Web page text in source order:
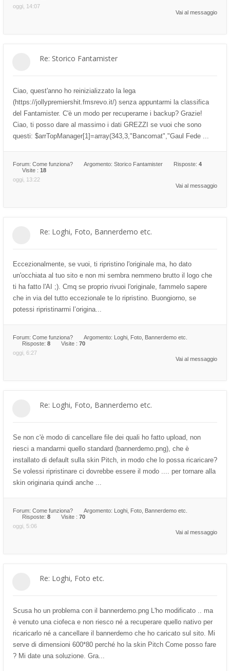
oggi, 14:07
Vai al messaggio
Re: Storico Fantamister
Ciao, quest'anno ho reinizializzato la lega
(https://jollypremiershit.fmsrevo.it/) senza appuntarmi la classifica
del Fantamister. C'è un modo per recuperarne i backup? Grazie!
Ciao, ti posso dare al massimo i dati GREZZI se vuoi che sono
questi: $arrTopManager[1]=array(343,3,"Bancomat","Gaul Fede ...
Forum: Come funziona? Argomento: Storico Fantamister Risposte: 4
Visite : 18
oggi, 13:22
Vai al messaggio
Re: Loghi, Foto, Bannerdemo etc.
Eccezionalmente, se vuoi, ti ripristino l'originale ma, ho dato
un'occhiata al tuo sito e non mi sembra nemmeno brutto il logo che
ti ha fatto l'AI ;). Cmq se proprio rivuoi l'originale, fammelo sapere
che in via del tutto eccezionale te lo ripristino. Buongiorno, se
potessi ripristinarmi l’origina...
Forum: Come funziona? Argomento: Loghi, Foto, Bannerdemo etc.
Risposte: 8 Visite : 70
oggi, 6:27
Vai al messaggio
Re: Loghi, Foto, Bannerdemo etc.
Se non c'è modo di cancellare file dei quali ho fatto upload, non
riesci a mandarmi quello standard (bannerdemo.png), che è
installato di default sulla skin Pitch, in modo che lo possa ricaricare?
Se volessi ripristinare ci dovrebbe essere il modo .... per tornare alla
skin originaria quindi anche ...
Forum: Come funziona? Argomento: Loghi, Foto, Bannerdemo etc.
Risposte: 8 Visite : 70
oggi, 5:06
Vai al messaggio
Re: Loghi, Foto etc.
Scusa ho un problema con il bannerdemo.png L'ho modificato .. ma
è venuto una ciofeca e non riesco né a recuperare quello nativo per
ricaricarlo né a cancellare il bannerdemo che ho caricato sul sito. Mi
serve di dimensioni 600*80 perché ho la skin Pitch Come posso fare
? Mi date una soluzione. Gra...